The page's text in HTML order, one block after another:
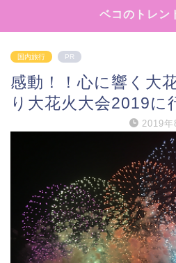
ベコのトレン
国内旅行 PR
感動！！心に響く大
り大花火大会2019に
2019年